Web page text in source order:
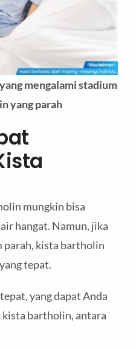
mengalami stadium
yang parah
mungkin bisa
hangat. Namun, jika
parah, kista bartholin
tepat.
yang dapat Anda
bartholin, antara